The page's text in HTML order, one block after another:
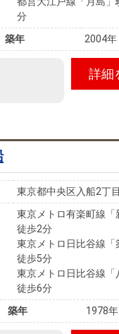
分
築年 2004年
詳細
東京都中央区入船2丁
東京メトロ有楽町線「
徒歩2分
東京メトロ日比谷線「
徒歩5分
東京メトロ日比谷線「
徒歩6分
築年 1978年